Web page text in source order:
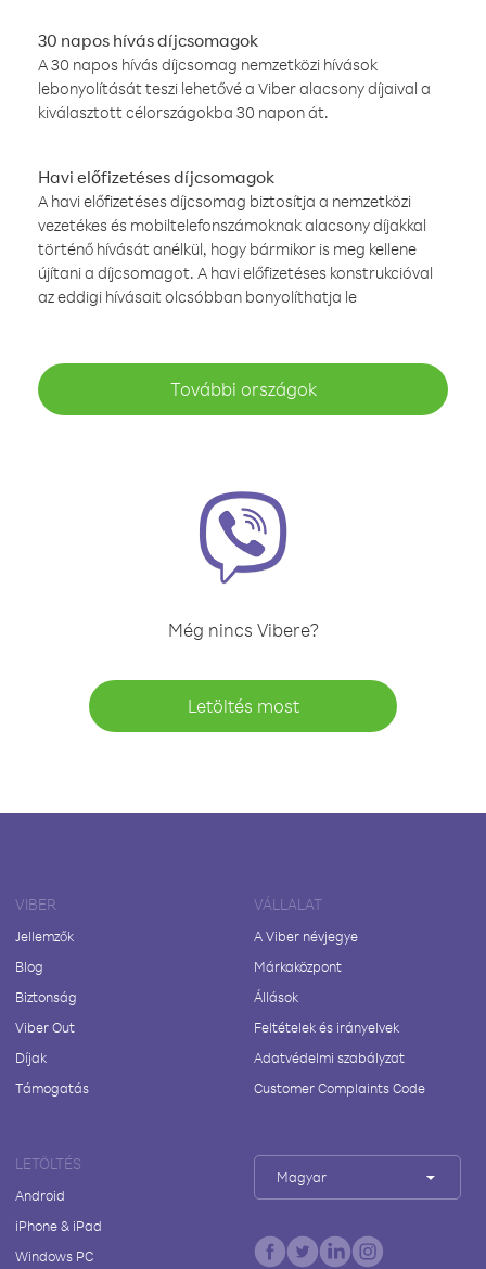
30 napos hívás díjcsomagok
A 30 napos hívás díjcsomag nemzetközi hívások
lebonyolítását teszi lehetővé a Viber alacsony díjaival a
kiválasztott célországokba 30 napon át.
Havi előfizetéses díjcsomagok
A havi előfizetéses díjcsomag biztosítja a nemzetközi
vezetékes és mobiltelefonszámoknak alacsony díjakkal
történő hívását anélkül, hogy bármikor is meg kellene
újítani a díjcsomagot. A havi előfizetéses konstrukcióval
az eddigi hívásait olcsóbban bonyolíthatja le
További országok
Még nincs Vibere?
Letöltés most
VIBER
Jellemzők
Blog
Biztonság
Viber Out
Díjak
Támogatás
VÁLLALAT
A Viber névjegye
Márkaközpont
Állások
Feltételek és irányelvek
Adatvédelmi szabályzat
Customer Complaints Code
LETÖLTÉS
Android
iPhone & iPad
Windows PC
Magyar